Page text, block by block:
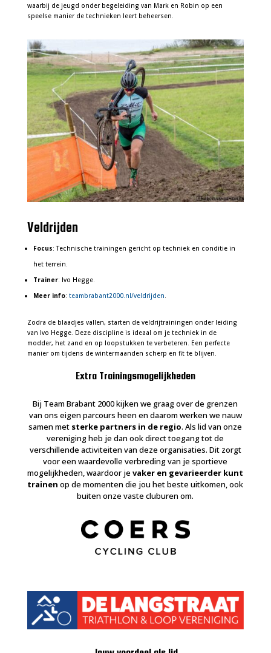
waarbij de jeugd onder begeleiding van Mark en Robin op een
speelse manier de technieken leert beheersen.
Veldrijden
Focus: Technische trainingen gericht op techniek en conditie in
het terrein.
Trainer: Ivo Hegge.
Meer info: teambrabant2000.nl/veldrijden.
Zodra de blaadjes vallen, starten de veldrijtrainingen onder leiding
van Ivo Hegge. Deze discipline is ideaal om je techniek in de
modder, het zand en op loopstukken te verbeteren. Een perfecte
manier om tijdens de wintermaanden scherp en fit te blijven.
Extra Trainingsmogelijkheden
Bij Team Brabant 2000 kijken we graag over de grenzen
van ons eigen parcours heen en daarom werken we nauw
samen met sterke partners in de regio. Als lid van onze
vereniging heb je dan ook direct toegang tot de
verschillende activiteiten van deze organisaties. Dit zorgt
voor een waardevolle verbreding van je sportieve
mogelijkheden, waardoor jevaker en gevarieerder kunt
trainen op de momenten die jou het beste uitkomen, ook
buiten onze vaste cluburen om.